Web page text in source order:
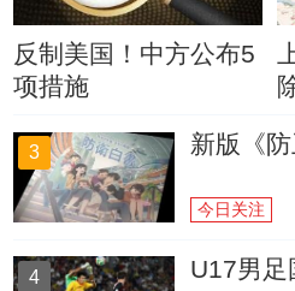
反制美国！中方公布5
项措施
3 新版《
今日关注
4 U17男足